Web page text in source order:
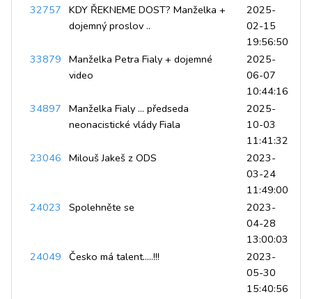
32757 KDY ŘEKNEME DOST? Manželka +
dojemný proslov ..
2025-
02-15
19:56:50
33879 Manželka Petra Fialy + dojemné
video
2025-
06-07
10:44:16
34897 Manželka Fialy ... předseda
neonacistické vlády Fiala
2025-
10-03
11:41:32
23046 Milouš Jakeš z ODS
2023-
03-24
11:49:00
24023
Spolehněte se
2023-
04-28
13:00:03
24049 Česko má talent.....!!!
2023-
05-30
15:40:56